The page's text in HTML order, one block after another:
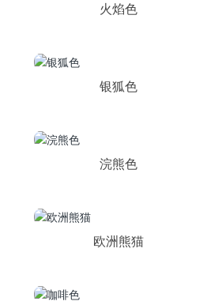
火焰色
银狐色
浣熊色
欧洲熊猫